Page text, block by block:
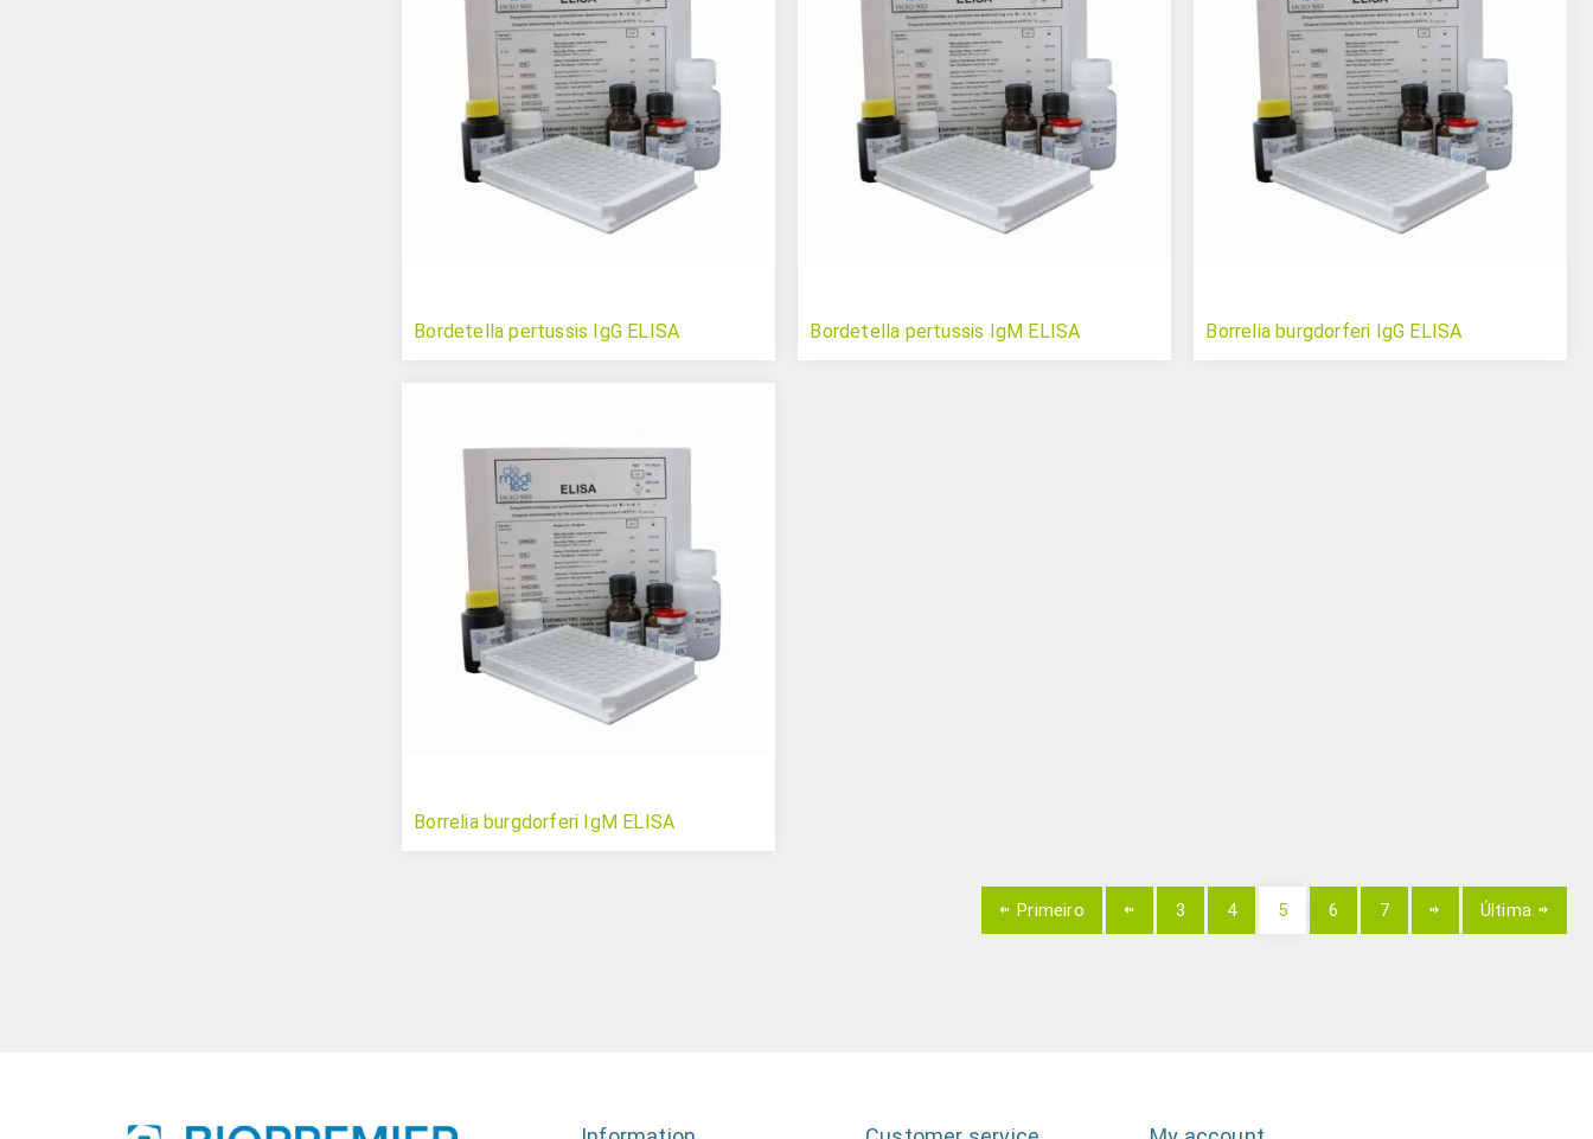
Bordetella pertussis IgG ELISA Bordetella pertussis IgM ELISA Borrelia burgdorferi IgG ELISA
Borrelia burgdorferi IgM ELISA
Primeiro 3 4 5 6 7 Última